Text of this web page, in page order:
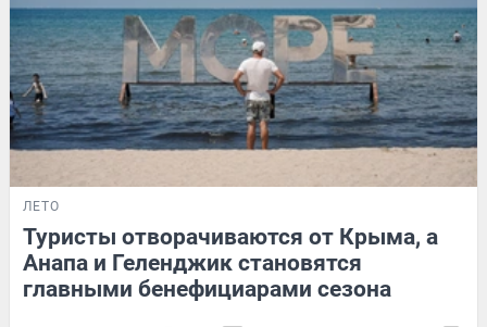
ЛЕТО
Туристы отворачиваются от Крыма, а
Анапа и Геленджик становятся
главными бенефициарами сезона